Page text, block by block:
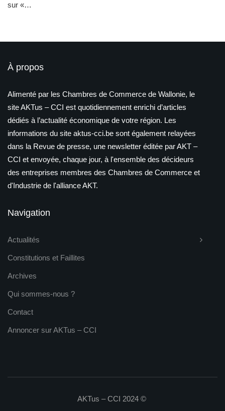
sur «…
À propos
Alimenté par les Chambres de Commerce de Wallonie, le
site AKTus – CCI est quotidiennement enrichi d’articles
dédiés à l’actualité économique de votre région. Les
informations du site aktus-cci.be sont également relayées
dans la Revue de presse, une newsletter éditée par AKT –
CCI et envoyée, chaque jour, à l'ensemble des décideurs
des entreprises membres des Chambres de Commerce et
d'Industrie de l'alliance AKT.
Navigation
Actualités
Constitutions et Faillites
Archives
Qui sommes-nous ?
Contact
Annoncer sur AKTus – CCI
AKTus – CCI 2024 ©